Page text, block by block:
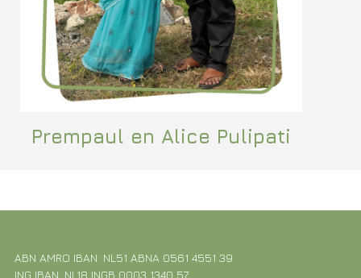
Prempaul en Alice Pulipati
ABN AMRO IBAN: NL51 ABNA 0561 4551 39
ING IBAN: NL18 INGB 0003 1340 57